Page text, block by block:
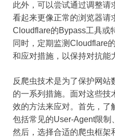
此外，可以尝试通过调整请
看起来更像正常的浏览器请
Cloudflare的Bypass工具或
同时，定期监测Cloudflare
和应对措施，以保持对抗能
反爬虫技术是为了保护网
的一系列措施。面对这些技
效的方法来应对。首先，了
包括常见的User-Agent限制
然后，选择合适的爬虫框架